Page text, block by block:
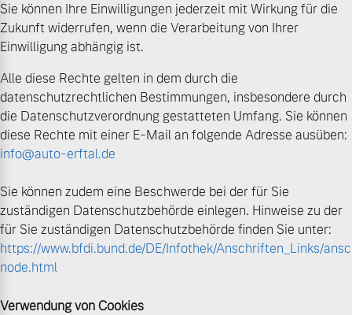
Sie können Ihre Einwilligungen jederzeit mit Wirkung für die
Zukunft widerrufen, wenn die Verarbeitung von Ihrer
Einwilligung abhängig ist.
Alle diese Rechte gelten in dem durch die
datenschutzrechtlichen Bestimmungen, insbesondere durch
die Datenschutzverordnung gestatteten Umfang. Sie können
diese Rechte mit einer E-Mail an folgende Adresse ausüben:
info@auto-erftal.de
Sie können zudem eine Beschwerde bei der für Sie
zuständigen Datenschutzbehörde einlegen. Hinweise zu der
für Sie zuständigen Datenschutzbehörde finden Sie unter:
https://www.bfdi.bund.de/DE/Infothek/Anschriften_Links/
node.html
Verwendung von Cookies